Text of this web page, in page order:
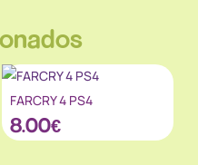
FARCRY 4 PS4
8.00€